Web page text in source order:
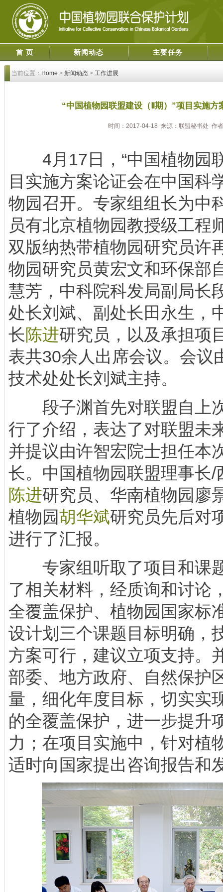
首 页 新闻动态 主要任务
当前位置： Home > 新闻动态 > 工作进展
“中国植物园联盟建设（Ⅱ期）”项目实施
时间：2017-04-18 来源：联盟秘书处 作
4月17日，“中国植物园
目实施方案论证会在中国科
物园召开。专家组组长为中
员有北京植物园教授级工程
双版纳热带植物园研究员许
物园研究员黄宏文和环保部
慧芳，中科院科发局副局长
处长刘斌、副处长田永生，
长陈进研究员，以及承担项
表共30余人出席会议。会议
技术处处长刘斌主持。
段子渊首先对联盟自上
行了介绍，表达了对联盟未
并提议由许智宏院士担任本
长。中国植物园联盟理事长
陈进研究员、华南植物园廖
植物园胡华斌研究员先后对
进行了汇报。
专家组听取了项目和课
了相关材料，经质询和讨论
全覆盖保护、植物园国家标
设计划三个课题目标明确，
方案可行，建议立项支持。
部委、地方政府、自然保护
量，细化年度目标，切实实
的全覆盖保护，进一步提升
力；在项目实施中，针对植
适时向国家提出咨询报告和